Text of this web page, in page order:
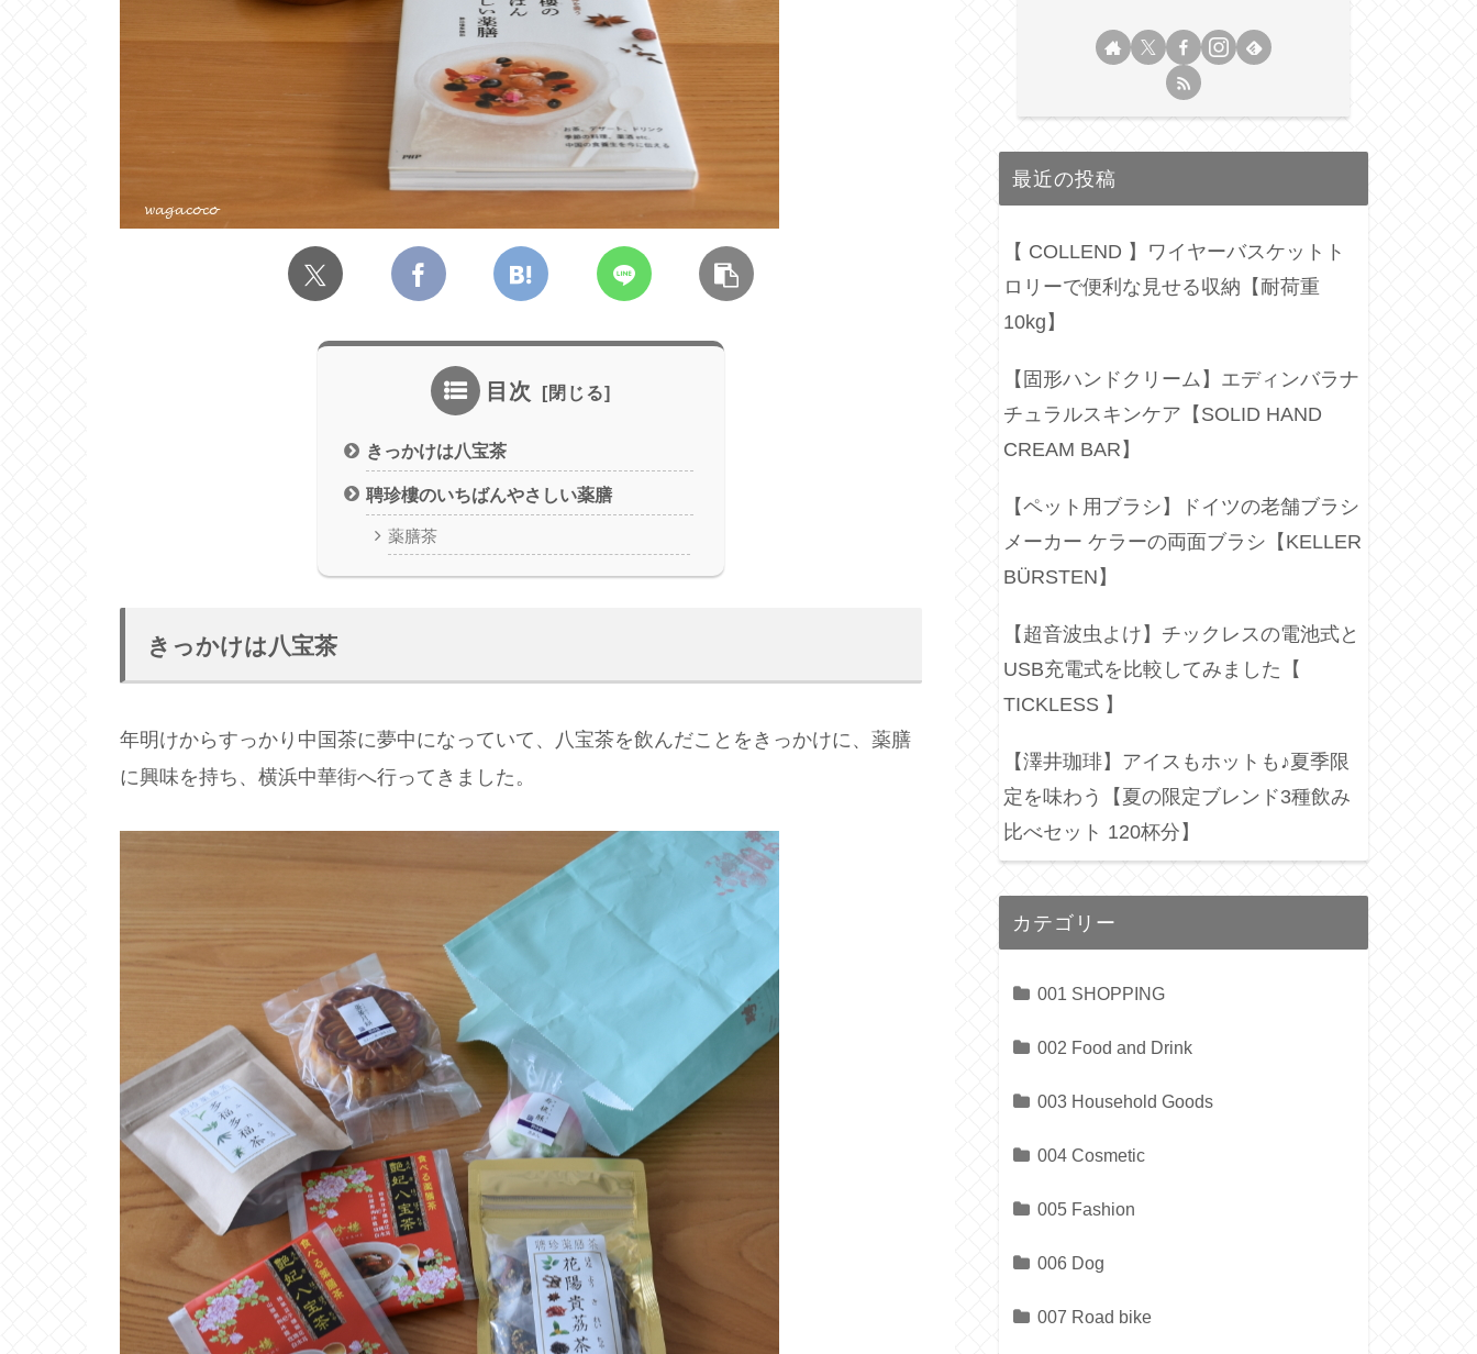
目次
きっかけは八宝茶
聘珍樓のいちばんやさしい薬膳
薬膳茶
きっかけは八宝茶
年明けからすっかり中国茶に夢中になっていて、八宝茶を飲んだことをきっかけに、薬膳
に興味を持ち、横浜中華街へ行ってきました。
最近の投稿
【 COLLEND 】ワイヤーバスケットト
ロリーで便利な見せる収納【耐荷重
10kg】
【固形ハンドクリーム】エディンバラナ
チュラルスキンケア【SOLID HAND
CREAM BAR】
【ペット用ブラシ】ドイツの老舗ブラシ
メーカー ケラーの両面ブラシ【KELLER
BÜRSTEN】
【超音波虫よけ】チックレスの電池式と
USB充電式を比較してみました【
TICKLESS 】
【澤井珈琲】アイスもホットも♪夏季限
定を味わう【夏の限定ブレンド3種飲み
比べセット 120杯分】
カテゴリー
001 SHOPPING
002 Food and Drink
003 Household Goods
004 Cosmetic
005 Fashion
006 Dog
007 Road bike